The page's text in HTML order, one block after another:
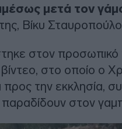
μετά τον
Βίκυ
στον
στο οποίο ο
την εκκλησία,
παραδίδουν στον